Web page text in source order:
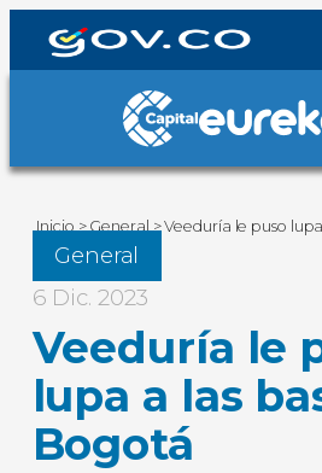
Inicio > General >Veeduría le puso
General
6 Dic. 2023
Veeduría le
lupa a las
Bogotá